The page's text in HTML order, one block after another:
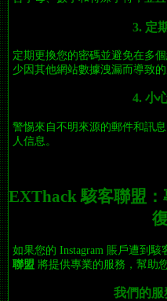
3. 定
定期更換您的密碼並避免在多
少因其他網站數據洩漏而導致的
4. 小
警惕來自不明來源的郵件和訊
人信息。
EXThack 駭客聯盟
如果您的 Instagram 賬戶遭到
聯盟 將提供專業的服務，幫助
我們的服